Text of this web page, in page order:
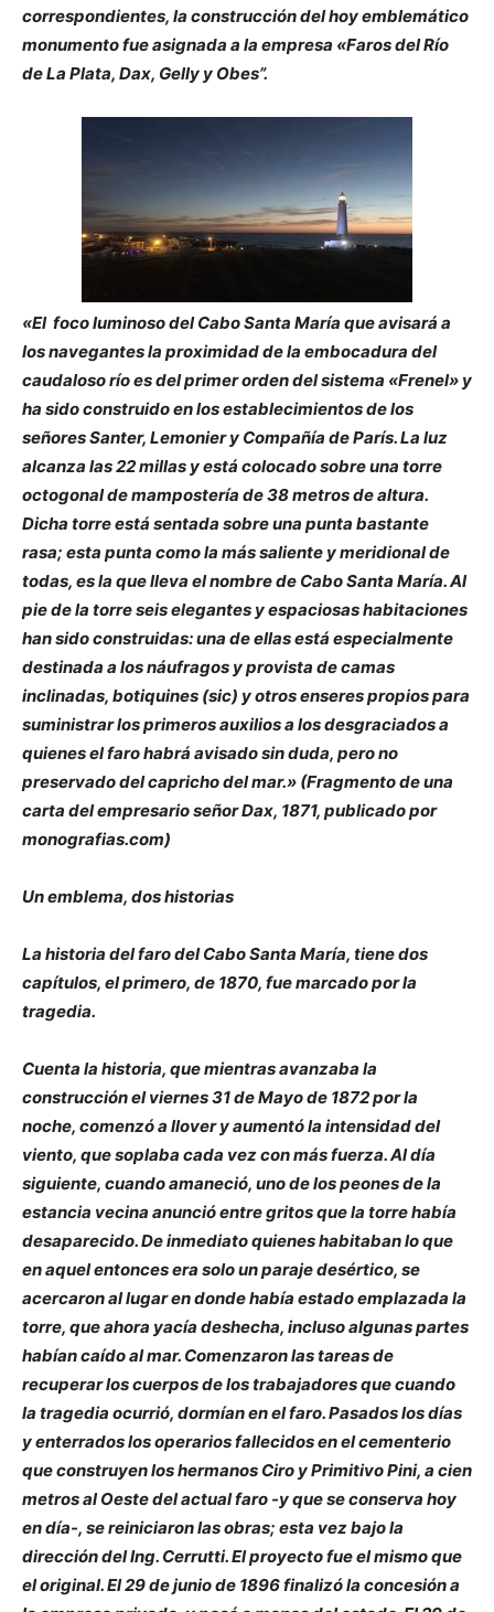
correspondientes, la construcción del hoy emblemático
monumento fue asignada a la empresa «Faros del Río
de La Plata, Dax, Gelly y Obes”.
«El foco luminoso del Cabo Santa María que avisará a
los navegantes la proximidad de la embocadura del
caudaloso río es del primer orden del sistema «Frenel» y
ha sido construido en los establecimientos de los
señores Santer, Lemonier y Compañía de París. La luz
alcanza las 22 millas y está colocado sobre una torre
octogonal de mampostería de 38 metros de altura.
Dicha torre está sentada sobre una punta bastante
rasa; esta punta como la más saliente y meridional de
todas, es la que lleva el nombre de Cabo Santa María. Al
pie de la torre seis elegantes y espaciosas habitaciones
han sido construidas: una de ellas está especialmente
destinada a los náufragos y provista de camas
inclinadas, botiquines (sic) y otros enseres propios para
suministrar los primeros auxilios a los desgraciados a
quienes el faro habrá avisado sin duda, pero no
preservado del capricho del mar.» (Fragmento de una
carta del empresario señor Dax, 1871, publicado por
monografias.com)
Un emblema, dos historias
La historia del faro del Cabo Santa María, tiene dos
capítulos, el primero, de 1870, fue marcado por la
tragedia.
Cuenta la historia, que mientras avanzaba la
construcción el viernes 31 de Mayo de 1872 por la
noche, comenzó a llover y aumentó la intensidad del
viento, que soplaba cada vez con más fuerza. Al día
siguiente, cuando amaneció, uno de los peones de la
estancia vecina anunció entre gritos que la torre había
desaparecido. De inmediato quienes habitaban lo que
en aquel entonces era solo un paraje desértico, se
acercaron al lugar en donde había estado emplazada la
torre, que ahora yacía deshecha, incluso algunas partes
habían caído al mar. Comenzaron las tareas de
recuperar los cuerpos de los trabajadores que cuando
la tragedia ocurrió, dormían en el faro. Pasados los días
y enterrados los operarios fallecidos en el cementerio
que construyen los hermanos Ciro y Primitivo Pini, a cien
metros al Oeste del actual faro -y que se conserva hoy
en día-, se reiniciaron las obras; esta vez bajo la
dirección del Ing. Cerrutti. El proyecto fue el mismo que
el original. El 29 de junio de 1896 finalizó la concesión a